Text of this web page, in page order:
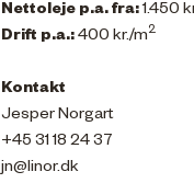
Nettoleje p.a. fra:1.450
Drift p.a.:400 kr./m2
Kontakt
Jesper Norgart
+45 31 18 24 37
jn@linor.dk